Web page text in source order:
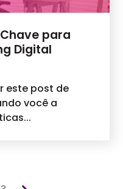
para
Digital
este post de
você a